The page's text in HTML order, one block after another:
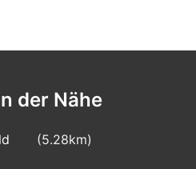
der Nähe
(5.28km)